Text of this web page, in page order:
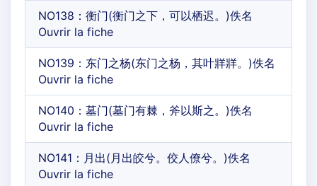
NO138：衡门(衡门之下，可以栖迟。)佚名
Ouvrir la fiche
NO139：东门之杨(东门之杨，其叶牂牂。)佚名
Ouvrir la fiche
NO140：墓门(墓门有棘，斧以斯之。)佚名
Ouvrir la fiche
NO141：月出(月出皎兮。佼人僚兮。)佚名
Ouvrir la fiche